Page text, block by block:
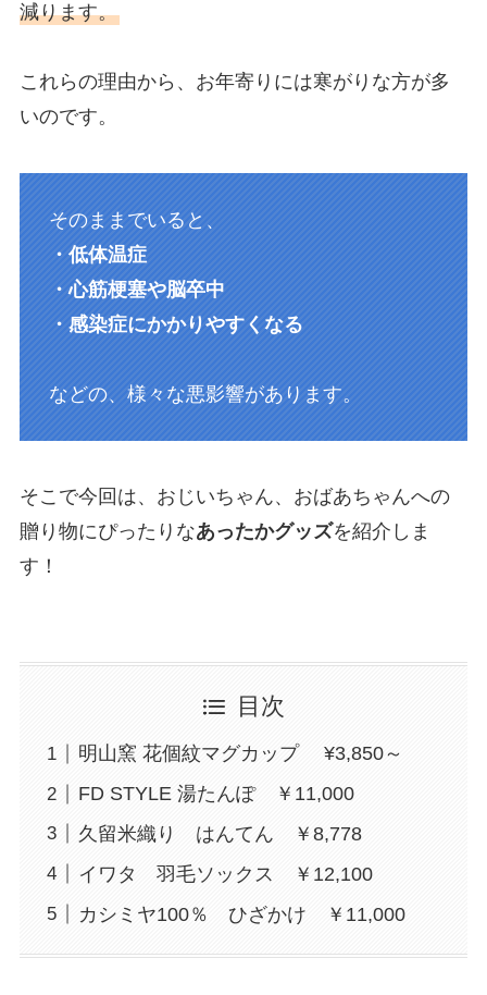
減ります。
これらの理由から、お年寄りには寒がりな方が多
いのです。
そのままでいると、
・低体温症
・心筋梗塞や脳卒中
・感染症にかかりやすくなる
などの、様々な悪影響があります。
そこで今回は、おじいちゃん、おばあちゃんへの
贈り物にぴったりなあったかグッズを紹介しま
す！
目次
明山窯 花個紋マグカップ ¥3,850～
FD STYLE 湯たんぽ ￥11,000
久留米織り はんてん ￥8,778
イワタ 羽毛ソックス ￥12,100
カシミヤ100％ ひざかけ ￥11,000